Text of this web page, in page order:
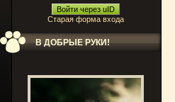
Войти через uID
Старая форма входа
В ДОБРЫЕ РУКИ!